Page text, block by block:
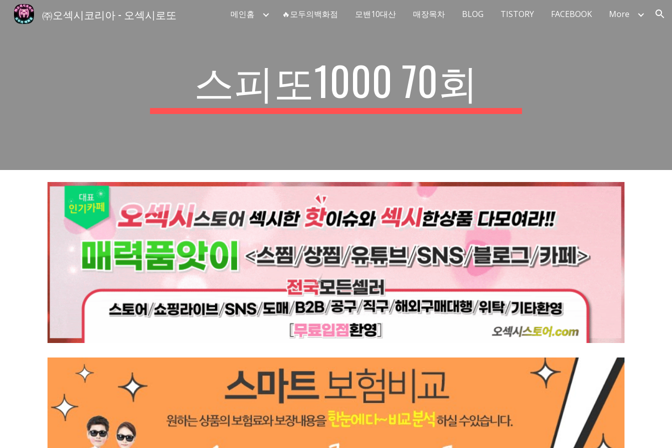
Skip to main content Skip to navigation
㈜오섹시코리아 - 오섹시로또 메인홈 🔥모두의백화점 모밴10대산 매장목차 BLOG TISTORY FACEBOOK More
스피또1000 70회